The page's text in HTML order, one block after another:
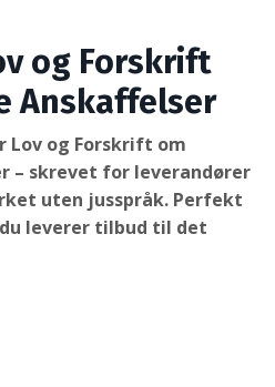
og Forskrift
Anskaffelser
Lov og Forskrift om
– skrevet for leverandører
uten jusspråk. Perfekt
leverer tilbud til det